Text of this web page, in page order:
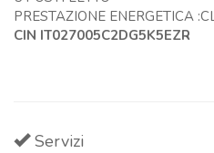
PRESTAZIONE ENERGETICA
CIN IT027005C2DG5K5EZR
Servizi